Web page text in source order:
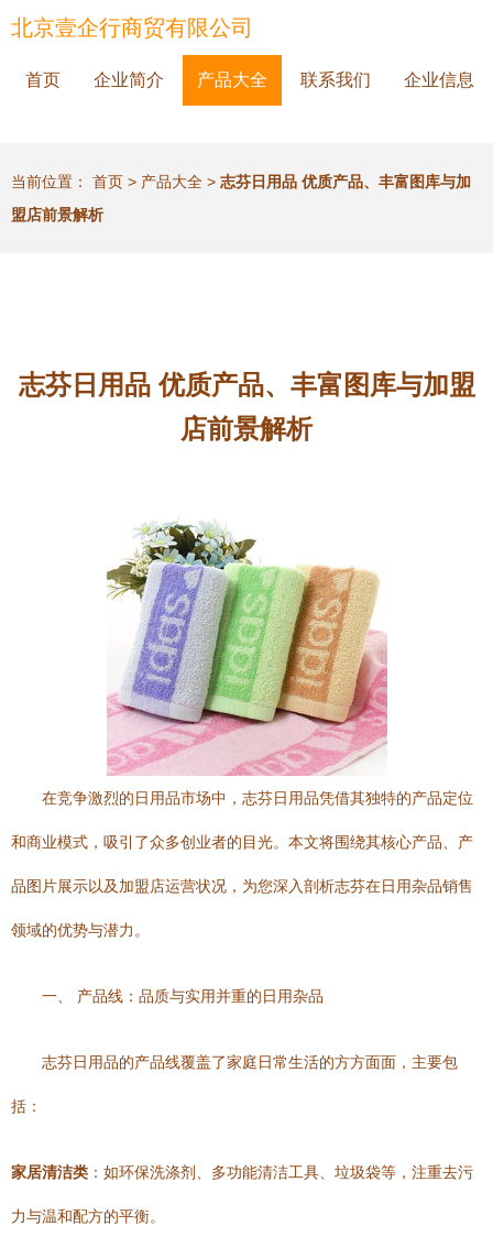
北京壹企行商贸有限公司
首页 企业简介 产品大全 联系我们 企业信息
当前位置： 首页 > 产品大全 > 志芬日用品 优质产品、丰富图库与加
盟店前景解析
志芬日用品 优质产品、丰富图库与加盟
店前景解析
在竞争激烈的日用品市场中，志芬日用品凭借其独特的产品定位
和商业模式，吸引了众多创业者的目光。本文将围绕其核心产品、产
品图片展示以及加盟店运营状况，为您深入剖析志芬在日用杂品销售
领域的优势与潜力。
一、 产品线：品质与实用并重的日用杂品
志芬日用品的产品线覆盖了家庭日常生活的方方面面，主要包
括：
家居清洁类 ：如环保洗涤剂、多功能清洁工具、垃圾袋等，注重去污
力与温和配方的平衡。